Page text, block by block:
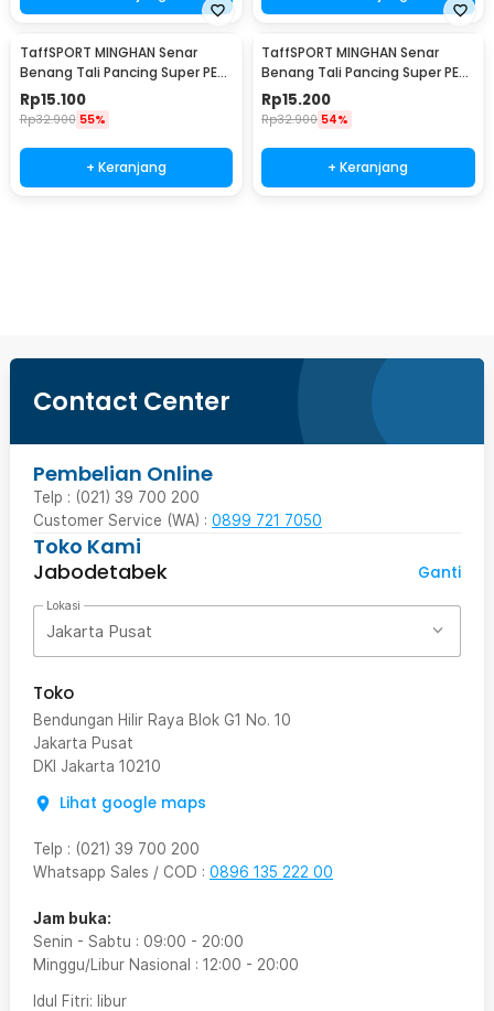
TaffSPORT MINGHAN Senar
Benang Tali Pancing Super PE
Braided Line 100M 2.0 - X4
Rp15.100
Rp32.900 55%
+ Keranjang
TaffSPORT MINGHAN Senar
Benang Tali Pancing Super PE
Braided Line 100M 3.0 - X4
Rp15.200
Rp32.900 54%
+ Keranjang
Contact Center
Pembelian Online
Telp : (021) 39 700 200
Customer Service (WA) : 0899 721 7050
Toko Kami
Jabodetabek
Ganti
Lokasi
Jakarta Pusat
Toko
Bendungan Hilir Raya Blok G1 No. 10
Jakarta Pusat
DKI Jakarta 10210
Lihat google maps
Telp : (021) 39 700 200
Whatsapp Sales / COD : 0896 135 222 00
Jam buka:
Senin - Sabtu : 09:00 - 20:00
Minggu/Libur Nasional : 12:00 - 20:00
Idul Fitri: libur